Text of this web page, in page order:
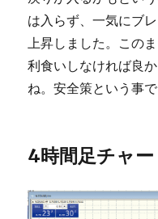
は入らず、一気にブ
上昇しました。この
利食いしなければ良
ね。安全策という事
4時間足チャー